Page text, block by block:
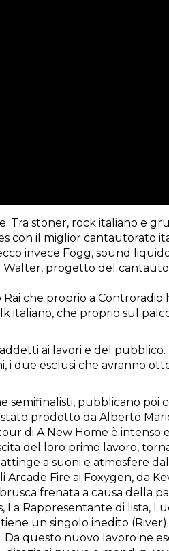
Tra stoner, rock italiano e
con il miglior cantautorato
invece Fogg, sound
Walter, progetto del
che proprio a Controradio
italiano, che proprio sul
ai lavori e del pubblico.
i due esclusi che avranno
semifinalisti, pubblicano poi
prodotto da Alberto
di A New Home è intenso
del loro primo lavoro,
a suoni e atmosfere
Fire ai Foxygen, da
frenata a causa della
Rappresentante di lista,
un singolo inedito (River)
questo nuovo lavoro ne